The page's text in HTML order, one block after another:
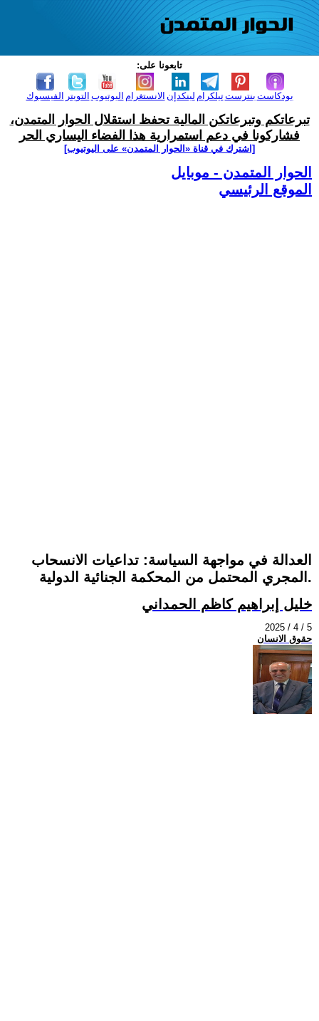
تابعونا على:
الفيسبوك التويتر اليوتيوب الانستغرام لينكدإن تيلكرامبنترست بودكاست
تبرعاتكم وتبرعاتكن المالية تحفظ استقلال الحوار المتمدن،
فشاركونا في دعم استمرارية هذا الفضاء اليساري الحر
[اشترك في قناة ‫«الحوار المتمدن» على اليوتيوب]
الحوار المتمدن - موبايل
الموقع الرئيسي
العدالة في مواجهة السياسة: تداعيات الانسحاب
المجري المحتمل من المحكمة الجنائية الدولية.
خليل إبراهيم كاظم الحمداني
2025 / 4 / 5
حقوق الانسان